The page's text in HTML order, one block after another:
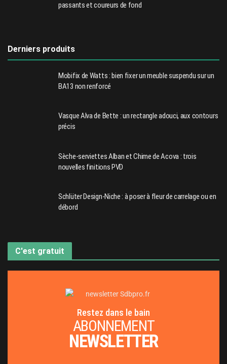
passants et coureurs de fond
Derniers produits
Mobifix de Watts : bien fixer un meuble suspendu sur un
BA13 non renforcé
Vasque Alva de Bette : un rectangle adouci, aux contours
précis
Sèche-serviettes Alban et Chime de Acova : trois
nouvelles finitions PVD
Schlüter Design-Niche : à poser à fleur de carrelage ou en
débord
C'est gratuit
Restez dans le bain
ABONNEMENT
NEWSLETTER